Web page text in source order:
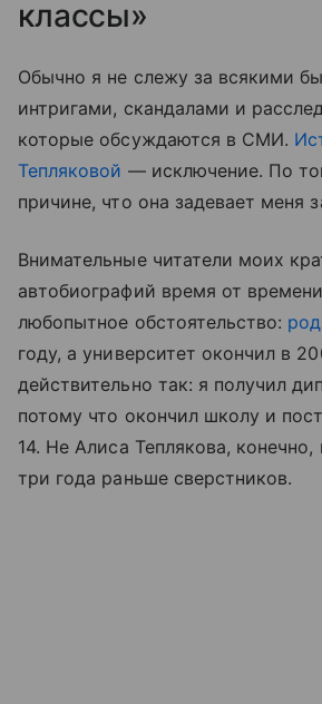
классы»
Обычно я не слежу за всякими
интригами, скандалами и
которые обсуждаются в СМИ.
Тепляковой — исключение. По
причине, что она задевает меня
Внимательные читатели моих
автобиографий время от
любопытное обстоятельство:
году, а университет окончил в
действительно так: я получил
потому что окончил школу и
14. Не Алиса Теплякова, конечно,
три года раньше сверстников.